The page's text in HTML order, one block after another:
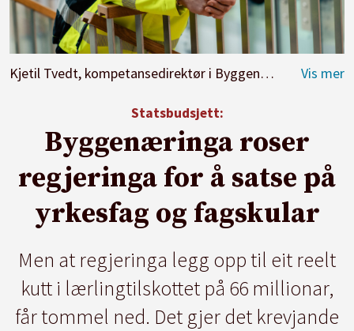
Kjetil Tvedt, kompetansedirektør i Byggenæringens landsforening
Statsbudsjett:
Byggenæringa roser
regjeringa for å satse på
yrkesfag og fagskular
Men at regjeringa legg opp til eit reelt
kutt i lærlingtilskottet på 66 millionar,
får tommel ned. Det gjer det krevjande